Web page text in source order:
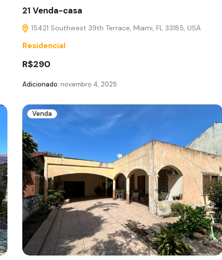
21 Venda-casa
15421 Southwest 39th Terrace, Miami, FL 33185, USA
Residencial
R$290
Adicionado: novembro 4, 2025
Venda